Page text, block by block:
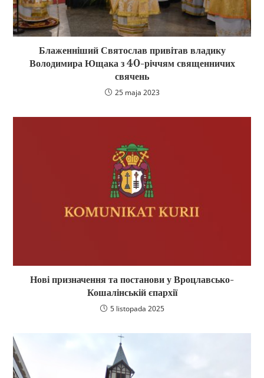
Блаженніший Святослав привітав владику
Володимира Ющака з 40-річчям священничих
свячень
25 maja 2023
Нові призначення та постанови у Вроцлавсько-
Кошалінській єпархії
5 listopada 2025